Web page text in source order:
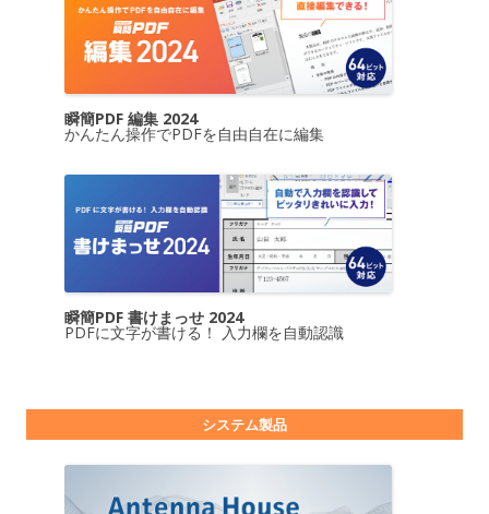
瞬簡PDF 編集 2024
かんたん操作でPDFを自由自在に編集
瞬簡PDF 書けまっせ 2024
PDFに文字が書ける！ 入力欄を自動認識
システム製品